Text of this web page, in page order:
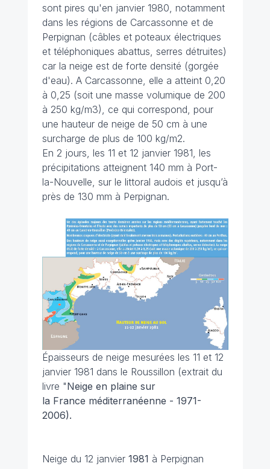
sont pires qu'en janvier 1980, notamment
dans les régions de Carcassonne et de
Perpignan (câbles et poteaux électriques
et téléphoniques abattus, serres détruites)
car la neige est de forte densité (gorgée
d'eau). A Carcassonne, elle a atteint 0,20
à 0,25 (soit une masse volumique de 200
à 250 kg/m3), ce qui correspond, pour
une hauteur de neige de 50 cm à une
surcharge de plus de 100 kg/m2.
En 2 jours, les 11 et 12 janvier 1981, les
précipitations atteignent 140 mm à Port-
la-Nouvelle, sur le littoral audois et jusqu’à
près de 130 mm à Perpignan.
Épaisseurs de neige mesurées les 11 et 12
janvier 1981 dans le Roussillon (extrait du
livre "Neige en plaine sur
la France méditerranéenne - 1971-
2006).
Neige du 12 janvier 1981 à Perpignan